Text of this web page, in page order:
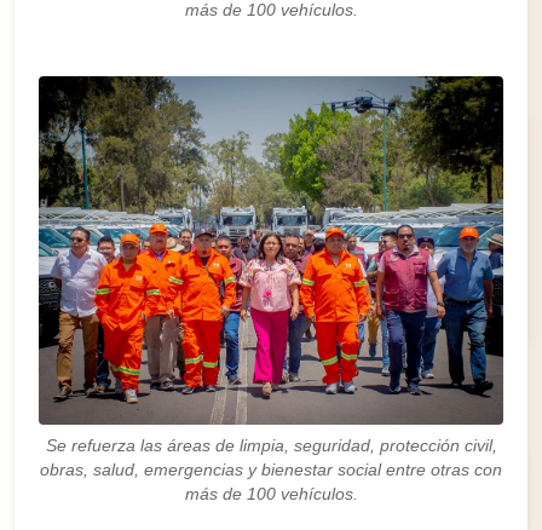
más de 100 vehículos.
Se refuerza las áreas de limpia, seguridad, protección civil,
obras, salud, emergencias y bienestar social entre otras con
más de 100 vehículos.